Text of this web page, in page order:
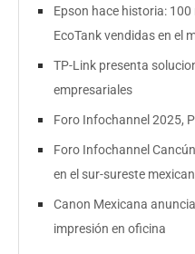
Epson hace historia:
EcoTank vendidas en el
TP-Link presenta
empresariales
Foro Infochannel 2025,
Foro Infochannel
en el sur-sureste
Canon Mexicana
impresión en oficina